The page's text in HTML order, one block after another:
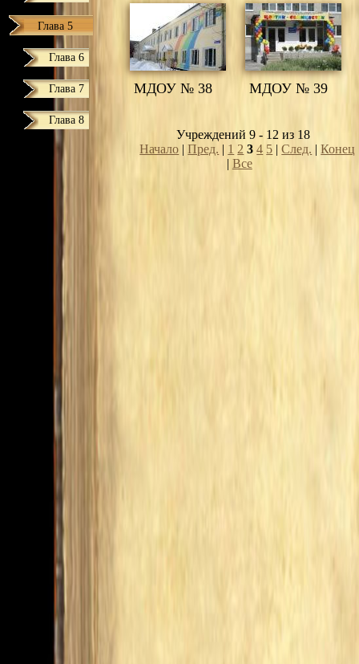
Глава 5
Глава 6
Глава 7
Глава 8
МДОУ № 38 МДОУ № 39
Учреждений 9 - 12 из 18
Начало |Пред. | 1 2 3 4 5 |След. |Конец
| Все